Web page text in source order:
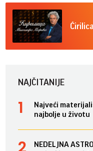
NAJČITANIJE
Najveći
najbolje u životu
NEDELJNA